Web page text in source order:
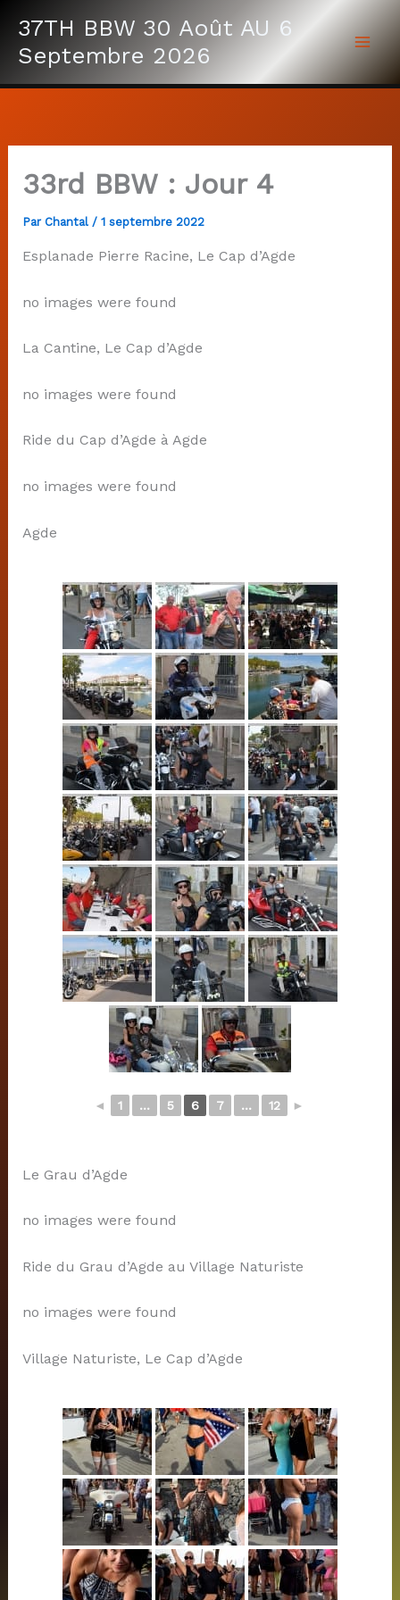
contenu
37TH BBW 30 Août AU 6
Septembre 2026
33rd BBW : Jour 4
Par Chantal / 1 septembre 2022
Esplanade Pierre Racine, Le Cap d’Agde
no images were found
La Cantine, Le Cap d’Agde
no images were found
Ride du Cap d’Agde à Agde
no images were found
Agde
◄ 1 ... 5 6 7 ... 12 ►
Le Grau d’Agde
no images were found
Ride du Grau d’Agde au Village Naturiste
no images were found
Village Naturiste, Le Cap d’Agde